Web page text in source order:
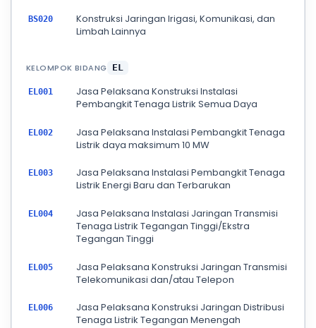
BS020
Konstruksi Jaringan Irigasi, Komunikasi, dan
Limbah Lainnya
KELOMPOK BIDANG EL
EL001
Jasa Pelaksana Konstruksi Instalasi
Pembangkit Tenaga Listrik Semua Daya
EL002
Jasa Pelaksana Instalasi Pembangkit Tenaga
Listrik daya maksimum 10 MW
EL003
Jasa Pelaksana Instalasi Pembangkit Tenaga
Listrik Energi Baru dan Terbarukan
EL004
Jasa Pelaksana Instalasi Jaringan Transmisi
Tenaga Listrik Tegangan Tinggi/Ekstra
Tegangan Tinggi
EL005
Jasa Pelaksana Konstruksi Jaringan Transmisi
Telekomunikasi dan/atau Telepon
EL006
Jasa Pelaksana Konstruksi Jaringan Distribusi
Tenaga Listrik Tegangan Menengah